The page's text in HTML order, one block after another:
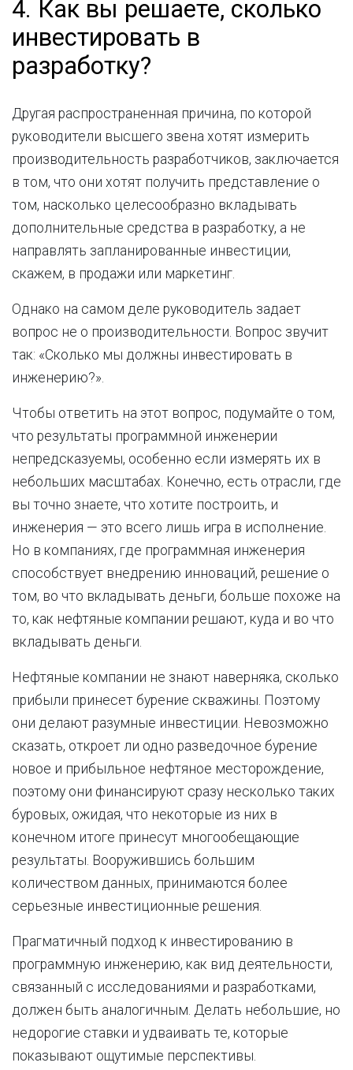
4. Как вы решаете, сколько
инвестировать в
разработку?
Другая распространенная причина, по которой
руководители высшего звена хотят измерить
производительность разработчиков, заключается
в том, что они хотят получить представление о
том, насколько целесообразно вкладывать
дополнительные средства в разработку, а не
направлять запланированные инвестиции,
скажем, в продажи или маркетинг.
Однако на самом деле руководитель задает
вопрос не о производительности. Вопрос звучит
так: «Сколько мы должны инвестировать в
инженерию?».
Чтобы ответить на этот вопрос, подумайте о том,
что результаты программной инженерии
непредсказуемы, особенно если измерять их в
небольших масштабах. Конечно, есть отрасли, где
вы точно знаете, что хотите построить, и
инженерия — это всего лишь игра в исполнение.
Но в компаниях, где программная инженерия
способствует внедрению инноваций, решение о
том, во что вкладывать деньги, больше похоже на
то, как нефтяные компании решают, куда и во что
вкладывать деньги.
Нефтяные компании не знают наверняка, сколько
прибыли принесет бурение скважины. Поэтому
они делают разумные инвестиции. Невозможно
сказать, откроет ли одно разведочное бурение
новое и прибыльное нефтяное месторождение,
поэтому они финансируют сразу несколько таких
буровых, ожидая, что некоторые из них в
конечном итоге принесут многообещающие
результаты. Вооружившись большим
количеством данных, принимаются более
серьезные инвестиционные решения.
Прагматичный подход к инвестированию в
программную инженерию, как вид деятельности,
связанный с исследованиями и разработками,
должен быть аналогичным. Делать небольшие, но
недорогие ставки и удваивать те, которые
показывают ощутимые перспективы.